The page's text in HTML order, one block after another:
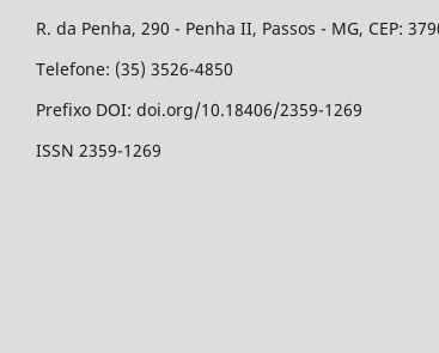
R. da Penha, 290 - Penha II, Passos - MG, CEP:
Telefone: (35) 3526-4850
Prefixo DOI: doi.org/10.18406/2359-1269
ISSN 2359-1269